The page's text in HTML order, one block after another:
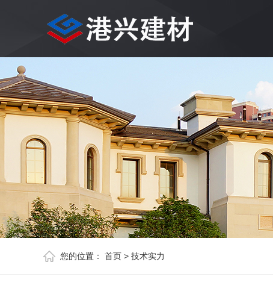
您的位置： 首页 > 技术实力